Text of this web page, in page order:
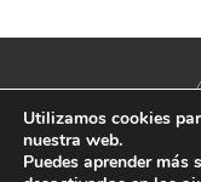
Utilizamos cookies
nuestra web.
Puedes aprender